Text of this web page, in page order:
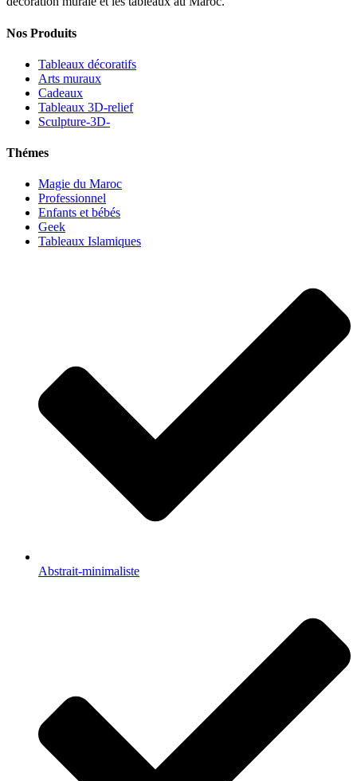
Nos Produits
Tableaux décoratifs
Arts muraux
Cadeaux
Tableaux 3D-relief
Sculpture-3D-
Thémes
Magie du Maroc
Professionnel
Enfants et bébés
Geek
Tableaux Islamiques
Abstrait-minimaliste